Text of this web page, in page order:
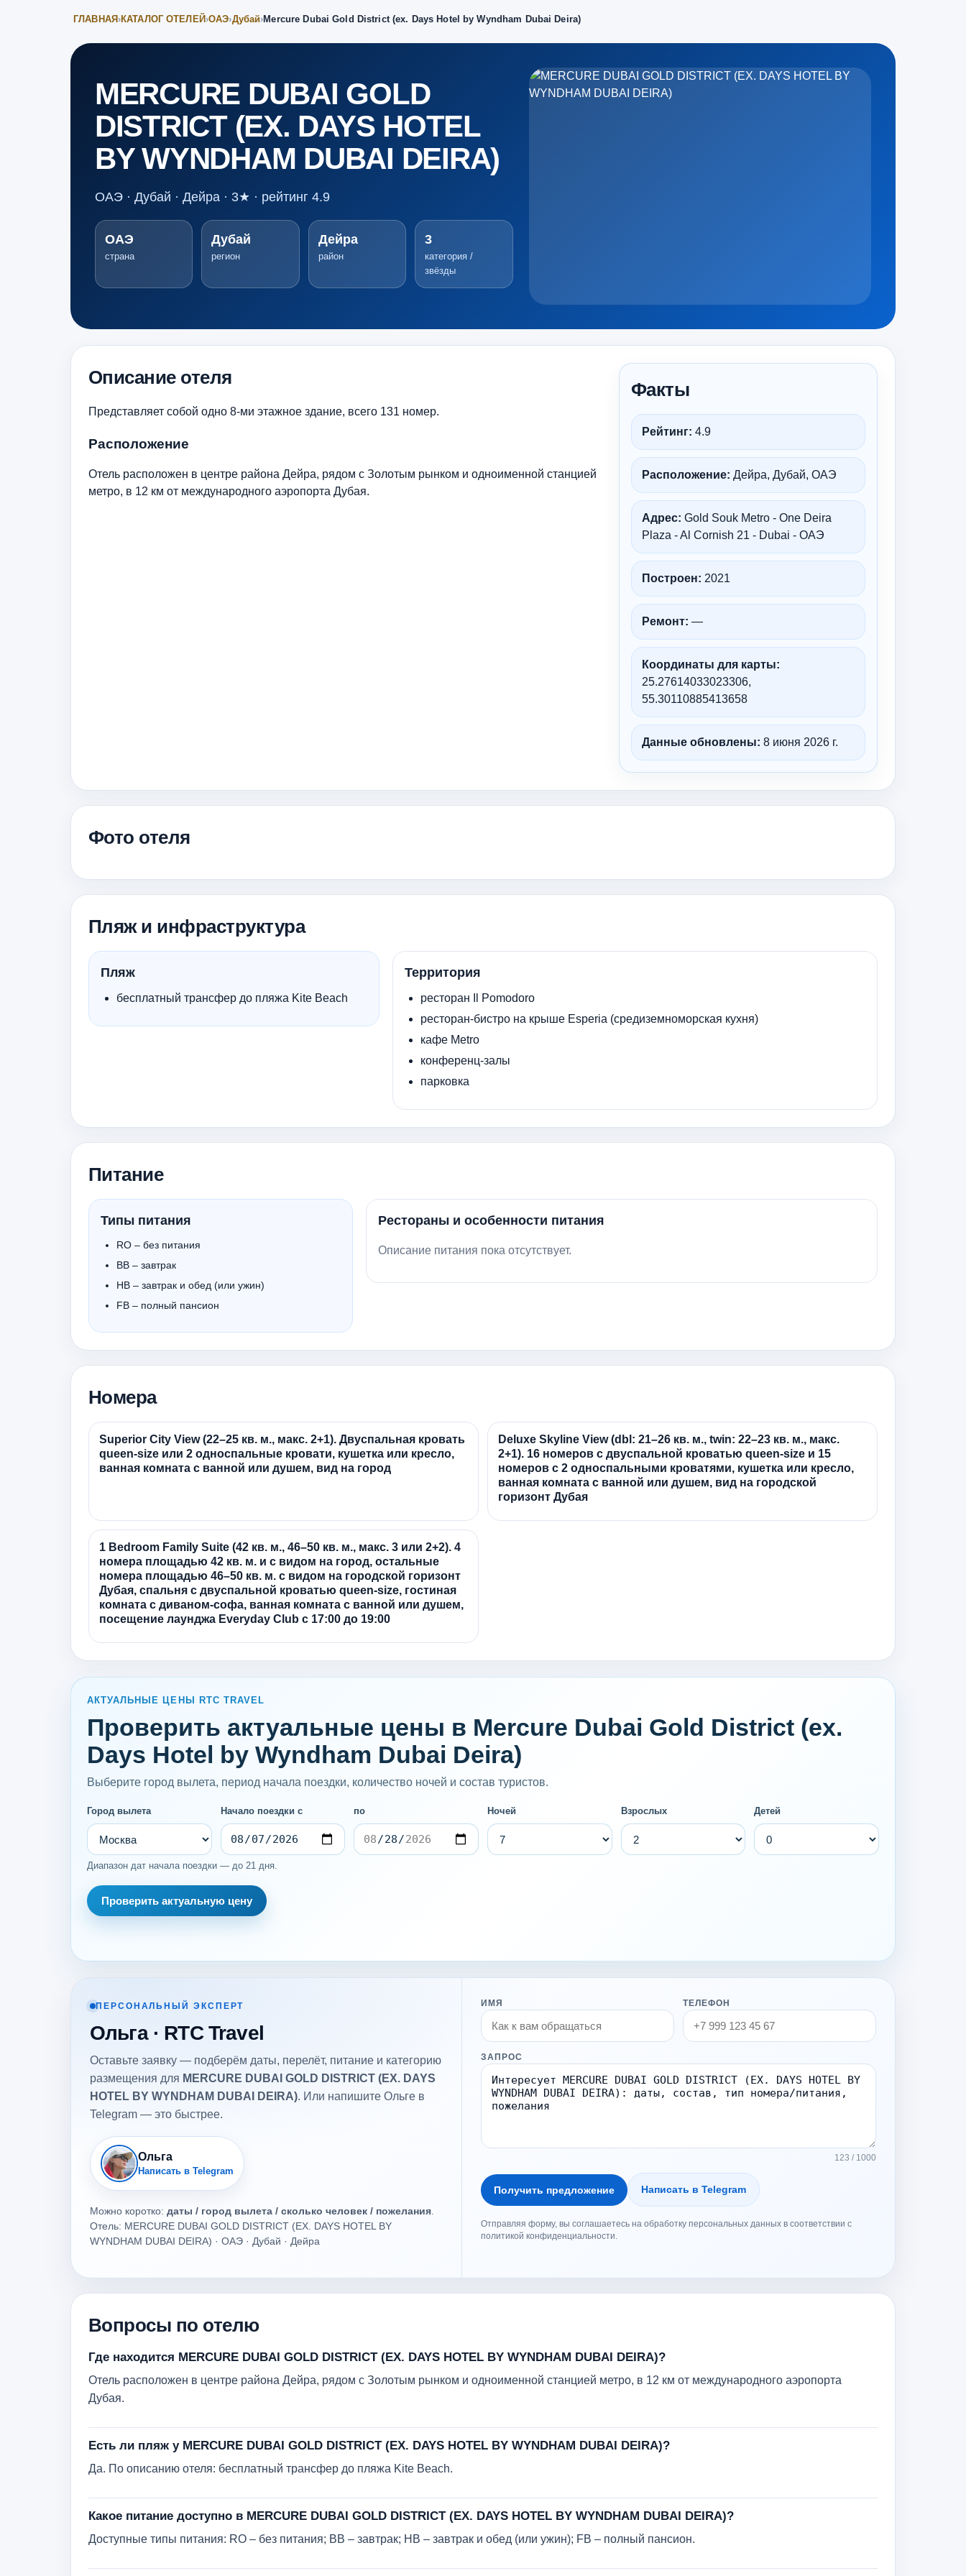
ГЛАВНАЯ ›КАТАЛОГ ОТЕЛЕЙ ›ОАЭ›Дубай›Mercure Dubai Gold District (ex. Days Hotel by Wyndham Dubai Deira)
MERCURE DUBAI GOLD
DISTRICT (EX. DAYS HOTEL
BY WYNDHAM DUBAI DEIRA)
ОАЭ · Дубай · Дейра · 3★ · рейтинг 4.9
ОАЭ
страна
Дубай
регион
Дейра
район
3
категория /
звёзды
Описание отеля
Представляет собой одно 8-ми этажное здание, всего 131 номер.
Расположение
Отель расположен в центре района Дейра, рядом с Золотым рынком и одноименной станцией
метро, в 12 км от международного аэропорта Дубая.
Факты
Рейтинг: 4.9
Расположение: Дейра, Дубай, ОАЭ
Адрес: Gold Souk Metro - One Deira
Plaza - Al Cornish 21 - Dubai - ОАЭ
Построен: 2021
Ремонт: —
Координаты для карты:
25.27614033023306,
55.30110885413658
Данные обновлены: 8 июня 2026 г.
Фото отеля
Пляж и инфраструктура
Пляж
бесплатный трансфер до пляжа Kite Beach
Территория
ресторан Il Pomodoro
ресторан-бистро на крыше Esperia (средиземноморская кухня)
кафе Metro
конференц-залы
парковка
Питание
Типы питания
RO – без питания
BB – завтрак
HB – завтрак и обед (или ужин)
FB – полный пансион
Рестораны и особенности питания
Описание питания пока отсутствует.
Номера
Superior City View (22–25 кв. м., макс. 2+1). Двуспальная кровать
queen-size или 2 односпальные кровати, кушетка или кресло,
ванная комната с ванной или душем, вид на город
Deluxe Skyline View (dbl: 21–26 кв. м., twin: 22–23 кв. м., макс.
2+1). 16 номеров с двуспальной кроватью queen-size и 15
номеров с 2 односпальными кроватями, кушетка или кресло,
ванная комната с ванной или душем, вид на городской
горизонт Дубая
1 Bedroom Family Suite (42 кв. м., 46–50 кв. м., макс. 3 или 2+2). 4
номера площадью 42 кв. м. и с видом на город, остальные
номера площадью 46–50 кв. м. с видом на городской горизонт
Дубая, спальня с двуспальной кроватью queen-size, гостиная
комната с диваном-софа, ванная комната с ванной или душем,
посещение лаунджа Everyday Club с 17:00 до 19:00
АКТУАЛЬНЫЕ ЦЕНЫ RTC TRAVEL
Проверить актуальные цены в Mercure Dubai Gold District (ex.
Days Hotel by Wyndham Dubai Deira)
Выберите город вылета, период начала поездки, количество ночей и состав туристов.
Город вылета Начало поездки с по Ночей Взрослых Детей
Диапазон дат начала поездки — до 21 дня.
Проверить актуальную цену
ПЕРСОНАЛЬНЫЙ ЭКСПЕРТ
Ольга · RTC Travel
Оставьте заявку — подберём даты, перелёт, питание и категорию
размещения для MERCURE DUBAI GOLD DISTRICT (EX. DAYS
HOTEL BY WYNDHAM DUBAI DEIRA). Или напишите Ольге в
Telegram — это быстрее.
Ольга
Написать в Telegram
Можно коротко: даты / город вылета / сколько человек / пожелания
Отель: MERCURE DUBAI GOLD DISTRICT (EX. DAYS HOTEL BY
WYNDHAM DUBAI DEIRA) · ОАЭ · Дубай · Дейра
ИМЯ ТЕЛЕФОН
ЗАПРОС
123 / 1000
Получить предложение Написать в Telegram
Отправляя форму, вы соглашаетесь на обработку персональных данных в соответствии с
политикой конфиденциальности.
Вопросы по отелю
Где находится MERCURE DUBAI GOLD DISTRICT (EX. DAYS HOTEL BY WYNDHAM DUBAI DEIRA)?
Отель расположен в центре района Дейра, рядом с Золотым рынком и одноименной станцией метро, в 12 км от международного аэропорта
Дубая.
Есть ли пляж у MERCURE DUBAI GOLD DISTRICT (EX. DAYS HOTEL BY WYNDHAM DUBAI DEIRA)?
Да. По описанию отеля: бесплатный трансфер до пляжа Kite Beach.
Какое питание доступно в MERCURE DUBAI GOLD DISTRICT (EX. DAYS HOTEL BY WYNDHAM DUBAI DEIRA)?
Доступные типы питания: RO – без питания; BB – завтрак; HB – завтрак и обед (или ужин); FB – полный пансион.